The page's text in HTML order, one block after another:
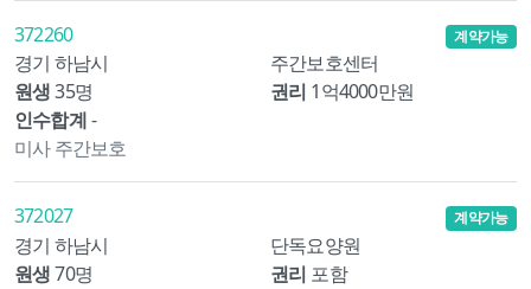
372260
경기 하남시
주간보호센터
원생 35명 권리 1억4000만원
인수합계-
계약가능
미사 주간보호
372027
경기 하남시
단독요양원
원생 70명 권리 포함
계약가능